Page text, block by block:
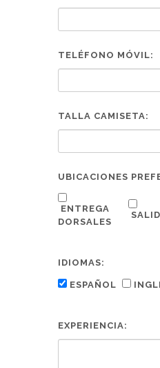
TELÉFONO MÓVIL:
TALLA CAMISETA:
UBICACIONES
ENTREGA
DORSALES
IDIOMAS:
ESPAÑOL
EXPERIENCIA: